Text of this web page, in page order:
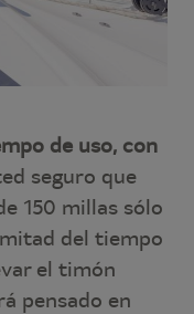
de uso, con
seguro que
150 millas sólo
del tiempo
el timón
pensado en